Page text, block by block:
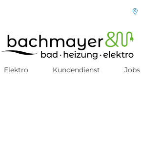
Elektro Kundendienst Jobs